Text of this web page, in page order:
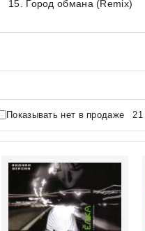
15. Город обмана (Remix)
Показывать нет в продаже 21